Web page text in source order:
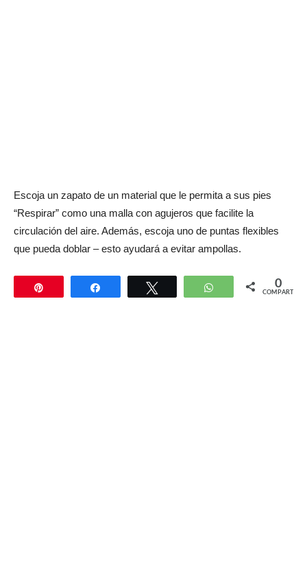
Escoja un zapato de un material que le permita a sus pies
“Respirar” como una malla con agujeros que facilite la
circulación del aire. Además, escoja uno de puntas flexibles
que pueda doblar – esto ayudará a evitar ampollas.
Compartir WhatsApp 0
COMPARTIR